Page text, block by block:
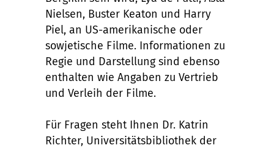
Nielsen, Buster Keaton und Harry
Piel, an US-amerikanische oder
sowjetische Filme. Informationen zu
Regie und Darstellung sind ebenso
enthalten wie Angaben zu Vertrieb
und Verleih der Filme.
Für Fragen steht Ihnen Dr. Katrin
Richter, Universitätsbibliothek der